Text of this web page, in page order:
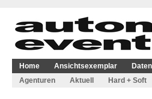
Home Ansichtsexemplar
Agenturen
Aktuell Hard + Soft